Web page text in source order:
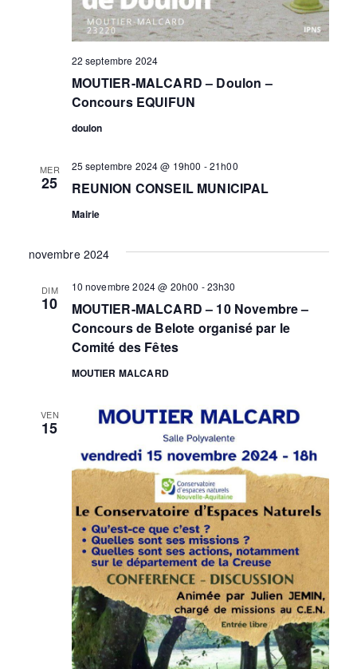
MOUTIER-MALCARD – Doulon –
Concours EQUIFUN
22 septembre 2024
doulon
MER
25 REUNION CONSEIL MUNICIPAL
25 septembre 2024 @ 19h00 -21h00
Mairie
novembre 2024
DIM
10
MOUTIER-MALCARD – 10 Novembre –
Concours de Belote organisé par le
Comité des Fêtes
10 novembre 2024 @ 20h00 -23h30
MOUTIER MALCARD
VEN
15